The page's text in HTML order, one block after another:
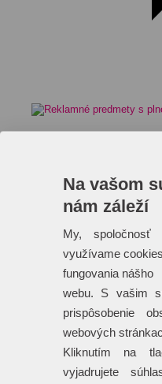
Dáždniky
Tašky
Hračky
+ 17 ďalších
Na vašom
nám záleží
My, spoločnosť
využívame
fungovania nášho
webu. S vašim
prispôsobenie
webových
Kliknutím na
vyjadrujete